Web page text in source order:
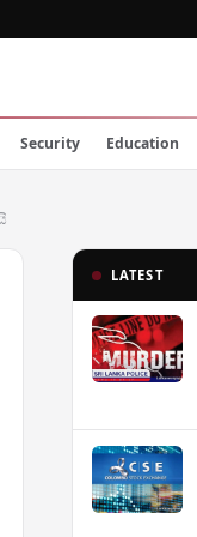
Security Education
LATEST